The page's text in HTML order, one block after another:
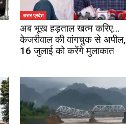
उत्तर प्रदेश
अब भूख हड़ताल खत्म करिए…
केजरीवाल की वांगचुक से अपील,
16 जुलाई को करेंगे मुलाकात